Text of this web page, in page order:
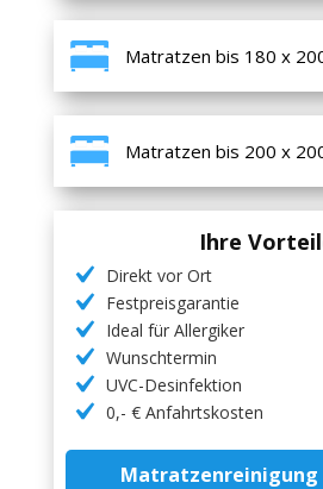
Matratzen bis 180 x
Matratzen bis 200 x
Ihre
Direkt vor Ort
Festpreisgarantie
Ideal für Allergiker
Wunschtermin
UVC-Desinfektion
0,- € Anfahrtskosten
Matratzenreinigung